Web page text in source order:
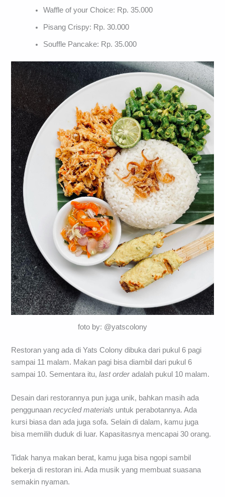
Waffle of your Choice: Rp. 35.000
Pisang Crispy: Rp. 30.000
Souffle Pancake: Rp. 35.000
foto by: @yatscolony
Restoran yang ada di Yats Colony dibuka dari pukul 6 pagi
sampai 11 malam. Makan pagi bisa diambil dari pukul 6
sampai 10. Sementara itu,last orderadalah pukul 10 malam.
Desain dari restorannya pun juga unik, bahkan masih ada
penggunaanrecycled materials untuk perabotannya. Ada
kursi biasa dan ada juga sofa. Selain di dalam, kamu juga
bisa memilih duduk di luar. Kapasitasnya mencapai 30 orang.
Tidak hanya makan berat, kamu juga bisa ngopi sambil
bekerja di restoran ini. Ada musik yang membuat suasana
semakin nyaman.